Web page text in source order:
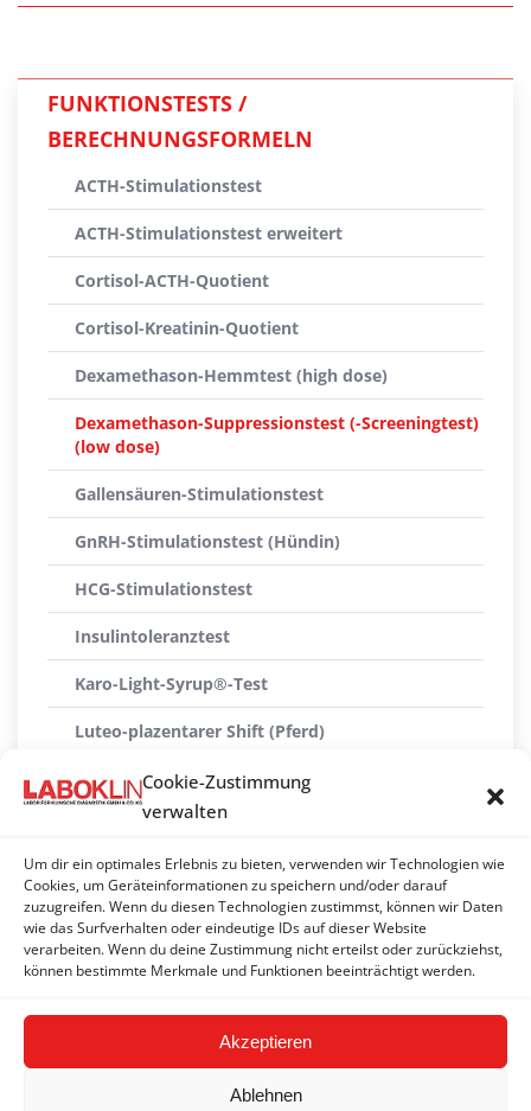
Cookie-Zustimmung
verwalten
Um dir ein optimales Erlebnis zu bieten, verwenden wir Technologien wie
Cookies, um Geräteinformationen zu speichern und/oder darauf
zuzugreifen. Wenn du diesen Technologien zustimmst, können wir Daten
wie das Surfverhalten oder eindeutige IDs auf dieser Website
verarbeiten. Wenn du deine Zustimmung nicht erteilst oder zurückziehst,
können bestimmte Merkmale und Funktionen beeinträchtigt werden.
Akzeptieren
Ablehnen
FUNKTIONSTESTS /
BERECHNUNGSFORMELN
ACTH-Stimulationstest
ACTH-Stimulationstest erweitert
Cortisol-ACTH-Quotient
Cortisol-Kreatinin-Quotient
Dexamethason-Hemmtest (high dose)
Dexamethason-Suppressionstest (-Screeningtest)
(low dose)
Gallensäuren-Stimulationstest
GnRH-Stimulationstest (Hündin)
HCG-Stimulationstest
Insulintoleranztest
Karo-Light-Syrup®-Test
Luteo-plazentarer Shift (Pferd)
Oraler Glucose-Test mit Insulin-Bestimmung
Speichelcortisol-Stimulationstest
Speichelcortisol-Suppressionstest
TRH-Stimulationstest Hund (1 x T4 + 2 x TSH)
TRH-Stimulationstest Pferd (ACTH-Bestimmung)